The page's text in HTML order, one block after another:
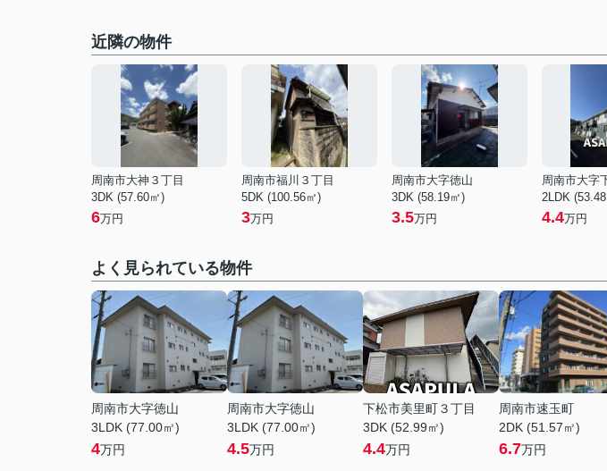
近隣の物件
周南市大神３丁目
3DK (57.60㎡)
6万円
周南市福川３丁目
5DK (100.56㎡)
3万円
周南市大字徳山
3DK (58.19㎡)
3.5万円
周南市大字
2LDK
4.4万円
よく見られている物件
周南市大字徳山
3LDK (77.00㎡)
4万円
周南市大字徳山
3LDK (77.00㎡)
4.5万円
下松市美里町３丁目
3DK (52.99㎡)
4.4万円
周南市速玉町
2DK (51.57㎡)
6.7万円